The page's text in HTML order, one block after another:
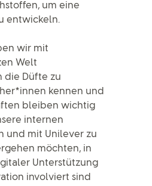
um eine
entwickeln.
wir mit
Welt
die Düfte zu
kennen und
bleiben wichtig
internen
und mit Unilever zu
möchten, in
Unterstützung
involviert sind